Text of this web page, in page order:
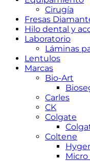
Cirugía
Fresas
Hilo dental y
Laboratorio
Láminas
Lentulos
Marcas
Bio-Art
Carles
CK
Colgate
Coltene
Micro